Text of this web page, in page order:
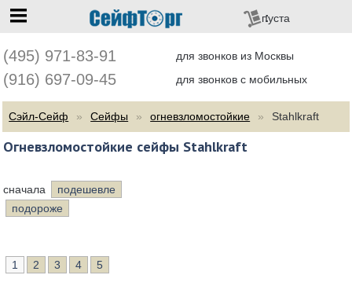
(495) 971-83-91 для звонков из Москвы
(916) 697-09-45 для звонков с мобильных
пуста
Сэйл-Сейф Сейфы огневзломостойкие Stahlkraft
Огневзломостойкие сейфы Stahlkraft
сначала
подешевле
подороже
1 2 3 4 5